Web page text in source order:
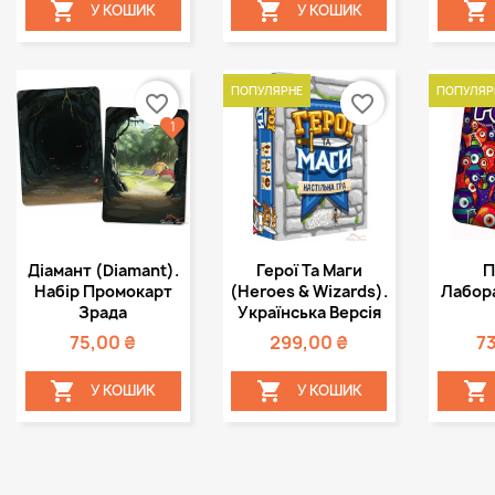
 У КОШИК  У КОШИК 
Швидкий
перегляд
Діамант (Diamant).
Набір Промокарт
Зрада
75,00 ₴
 У КОШИК
favorite_border
1
Швидкий
перегляд
Герої Та Маги
(Heroes & Wizards).
Українська Версія
299,00 ₴
ПОПУЛЯРНЕ
 У КОШИК
favorite_border

